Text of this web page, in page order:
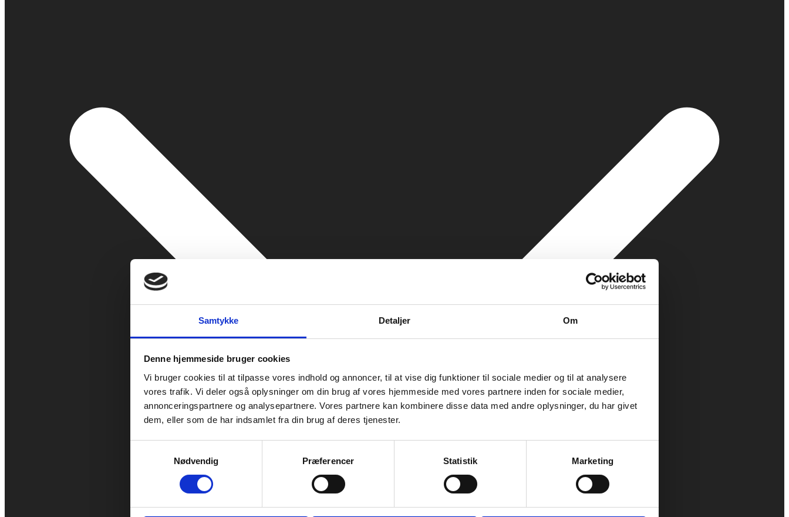
Samtykke Detaljer Om
Denne hjemmeside bruger cookies
Vi bruger cookies til at tilpasse vores indhold og annoncer, til at vise dig funktioner til sociale medier og til at analysere
vores trafik. Vi deler også oplysninger om din brug af vores hjemmeside med vores partnere inden for sociale medier,
annonceringspartnere og analysepartnere. Vores partnere kan kombinere disse data med andre oplysninger, du har givet
dem, eller som de har indsamlet fra din brug af deres tjenester.
Nødvendig
Præferencer Statistik Marketing